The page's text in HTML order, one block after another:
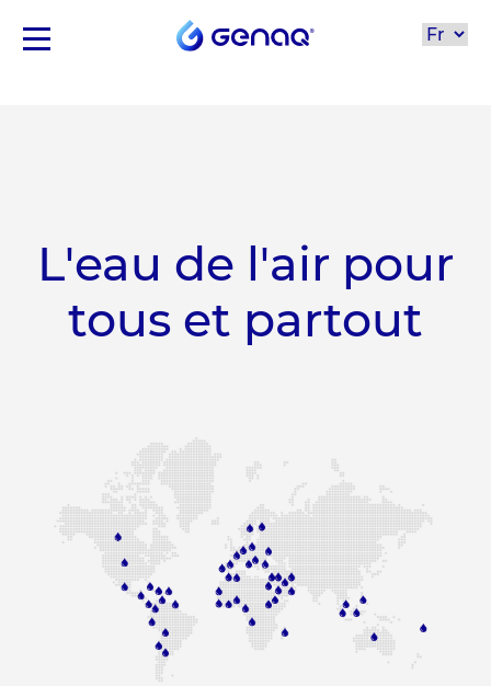
L'eau de l'air pour
tous et partout